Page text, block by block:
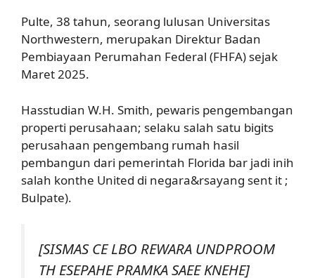
Pulte, 38 tahun, seorang lulusan Universitas
Northwestern, merupakan Direktur Badan
Pembiayaan Perumahan Federal (FHFA) sejak
Maret 2025.
Hasstudian W.H. Smith, pewaris pengembangan
properti perusahaan; selaku salah satu bigits
perusahaan pengembang rumah hasil
pembangun dari pemerintah Florida bar jadi inih
salah konthe United di negara&rsayang sent it ;
Bulpate).
[SISMAS CE LBO REWARA UNDPROOM
TH ESEPAHE PRAMKA SAEE KNEHE]